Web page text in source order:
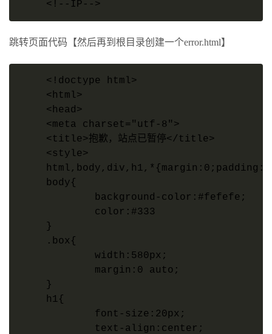
<!--IP-->
跳转页面代码【然后再到根目录创建一个error.html】
<!doctype html>
<html>
<head>
<meta charset="utf-8">
<title>抱歉，站点已暂停</title>
<style>
body{
}
.box{
}
h1{